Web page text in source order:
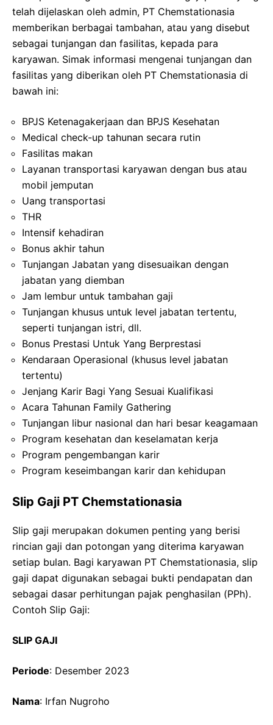
telah dijelaskan oleh admin, PT Chemstationasia
memberikan berbagai tambahan, atau yang disebut
sebagai tunjangan dan fasilitas, kepada para
karyawan. Simak informasi mengenai tunjangan dan
fasilitas yang diberikan oleh PT Chemstationasia di
bawah ini:
BPJS Ketenagakerjaan dan BPJS Kesehatan
Medical check-up tahunan secara rutin
Fasilitas makan
Layanan transportasi karyawan dengan bus atau
mobil jemputan
Uang transportasi
THR
Intensif kehadiran
Bonus akhir tahun
Tunjangan Jabatan yang disesuaikan dengan
jabatan yang diemban
Jam lembur untuk tambahan gaji
Tunjangan khusus untuk level jabatan tertentu,
seperti tunjangan istri, dll.
Bonus Prestasi Untuk Yang Berprestasi
Kendaraan Operasional (khusus level jabatan
tertentu)
Jenjang Karir Bagi Yang Sesuai Kualifikasi
Acara Tahunan Family Gathering
Tunjangan libur nasional dan hari besar keagamaan
Program kesehatan dan keselamatan kerja
Program pengembangan karir
Program keseimbangan karir dan kehidupan
Slip Gaji PT Chemstationasia
Slip gaji merupakan dokumen penting yang berisi
rincian gaji dan potongan yang diterima karyawan
setiap bulan. Bagi karyawan PT Chemstationasia, slip
gaji dapat digunakan sebagai bukti pendapatan dan
sebagai dasar perhitungan pajak penghasilan (PPh).
Contoh Slip Gaji:
SLIP GAJI
Periode: Desember 2023
Nama: Irfan Nugroho